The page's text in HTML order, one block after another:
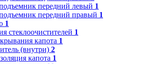
передний левый 1
передний правый 1
1
стеклоочистителей 1
капота 1
(внутри) 2
капота 1